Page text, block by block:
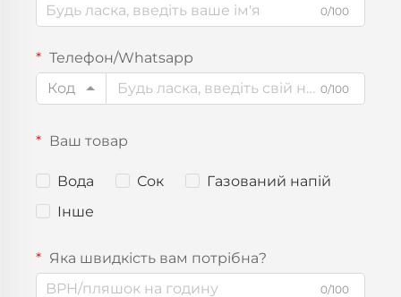
0/100
Телефон/Whatsapp
Код
0/100
Ваш товар
Вода Сок
Газований напій
Інше
Яка швидкість вам потрібна?
0/100